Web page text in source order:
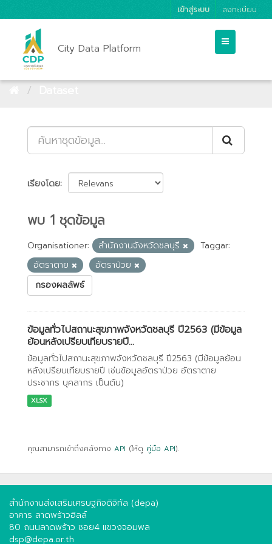
เข้าสู่ระบบ ลงทะเบียน
City Data Platform
เรียงโดย
พบ 1 ชุดข้อมูล
Organisationer: สำนักงานจังหวัดชลบุรี
Taggar:
อัตราตาย
อัตราป่วย
กรองผลลัพธ์
ข้อมูลทั่วไปสถานะสุขภาพจังหวัดชลบุรี ปี2563 (มีข้อมูล
ย้อนหลังเปรียบเทียบรายปี...
ข้อมูลทั่วไปสถานะสุขภาพจังหวัดชลบุรี ปี2563 (มีข้อมูลย้อน
หลังเปรียบเทียบรายปี เช่นข้อมูลอัตราป่วย อัตราตาย
ประชากร บุคลากร เป็นต้น)
XLSX
คุณสามารถเข้าถึงคลังทาง API (ให้ดู คู่มือ API).
สำนักงานส่งเสริมเศรษฐกิจดิจิทัล (depa)
อาคาร ลาดพร้าวฮิลล์
80 ถนนลาดพร้าว ซอย4 แขวงจอมพล
dsp@depa.or.th